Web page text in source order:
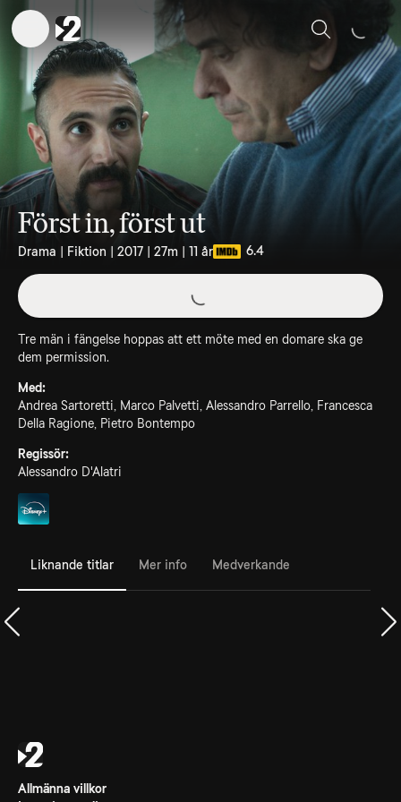
Sök
Först in, först ut
Drama | Fiktion | 2017 | 27m | 11 år 6.4
Tre män i fängelse hoppas att ett möte med en domare ska ge
dem permission.
Med:
Andrea Sartoretti, Marco Palvetti, Alessandro Parrello, Francesca
Della Ragione, Pietro Bontempo
Regissör:
Alessandro D'Alatri
Liknande titlar Mer info Medverkande
Allmänna villkor